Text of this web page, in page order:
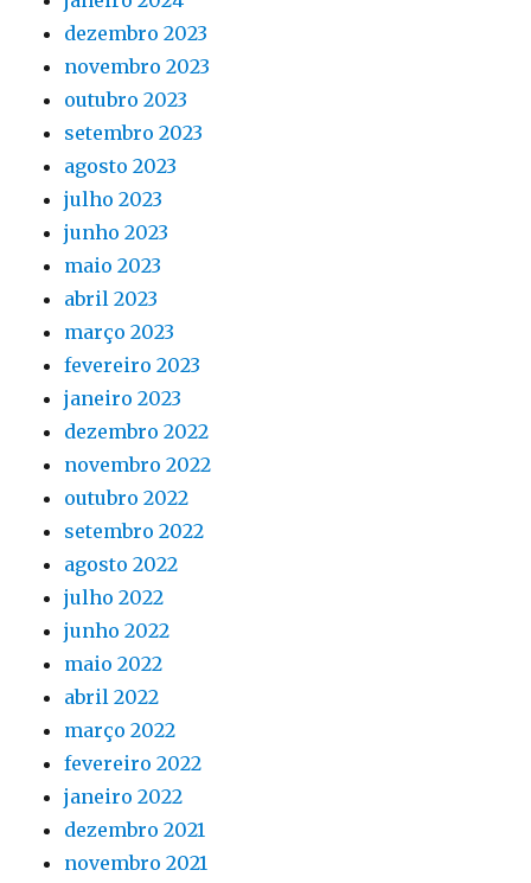
dezembro 2023
novembro 2023
outubro 2023
setembro 2023
agosto 2023
julho 2023
junho 2023
maio 2023
abril 2023
março 2023
fevereiro 2023
janeiro 2023
dezembro 2022
novembro 2022
outubro 2022
setembro 2022
agosto 2022
julho 2022
junho 2022
maio 2022
abril 2022
março 2022
fevereiro 2022
janeiro 2022
dezembro 2021
novembro 2021